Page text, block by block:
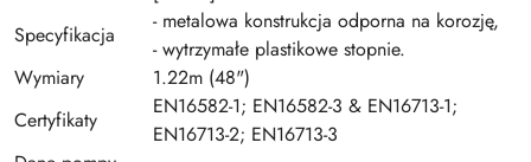
Specyfikacja
- metalowa konstrukcja odporna na korozję,
- wytrzymałe plastikowe stopnie.
Wymiary
1.22m (48")
Certyfikaty
EN16582-1; EN16582-3 & EN16713-1;
EN16713-2; EN16713-3